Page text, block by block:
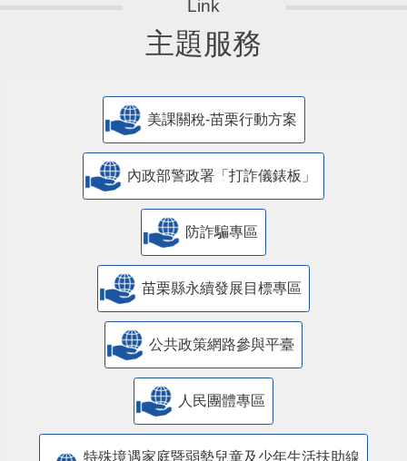
主題服務
美課關稅-苗栗行動方案
內政部警政署「打詐儀錶板」
防詐騙專區
苗栗縣永續發展目標專區
公共政策網路參與平臺
人民團體專區
特殊境遇家庭暨弱勢兒童及少年生活扶助線